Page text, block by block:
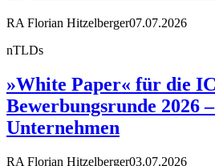
RA Florian Hitzelberger07.07.2026
nTLDs
»White Paper« für die
Bewerbungsrunde 2026
Unternehmen
RA Florian Hitzelberger03.07.2026